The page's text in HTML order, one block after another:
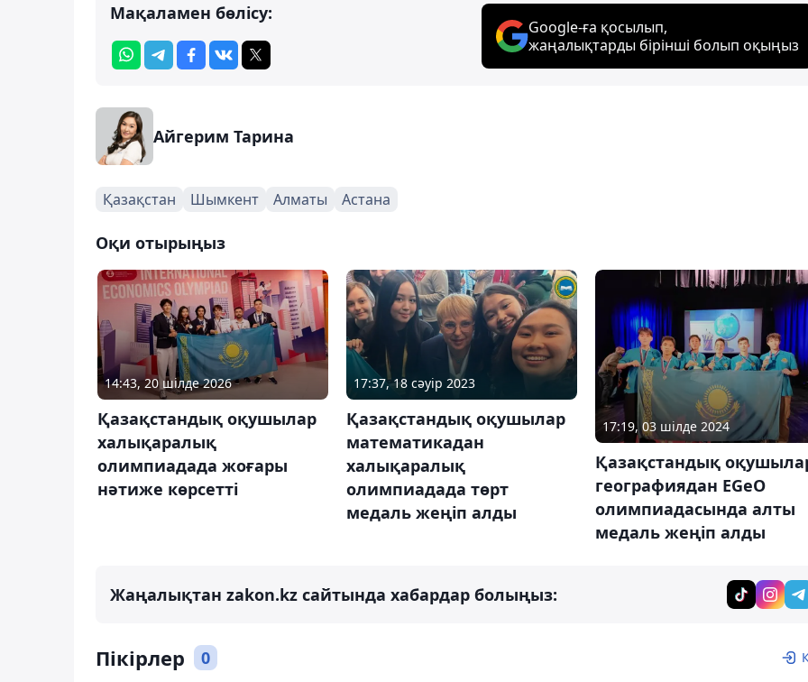
Мақаламен бөлісу:
Google-ға қосылып,
жаңалықтарды бірінші болып оқыңыз
Айгерим Тарина
Қазақстан Шымкент Алматы Астана
Оқи отырыңыз
14:43, 20 шілде 2026
Қазақстандық оқушылар
халықаралық
олимпиадада жоғары
нәтиже көрсетті
17:37, 18 сәуір 2023
Қазақстандық оқушылар
математикадан
халықаралық
олимпиадада төрт
медаль жеңіп алды
17:19, 03 шілде 2024
Қазақстандық
географиядан EGeO
олимпиадасында алты
медаль жеңіп алды
Жаңалықтан zakon.kz сайтында хабардар болыңыз:
Пікірлер 0